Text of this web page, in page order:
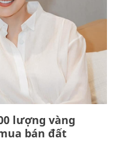
lượng vàng
bán đất